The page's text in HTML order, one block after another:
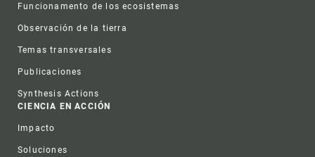
Funcionamento de los ecosistemas
Observación de la tierra
Temas transversales
Publicaciones
Synthesis Actions
CIENCIA EN ACCIÓN
Impacto
Soluciones